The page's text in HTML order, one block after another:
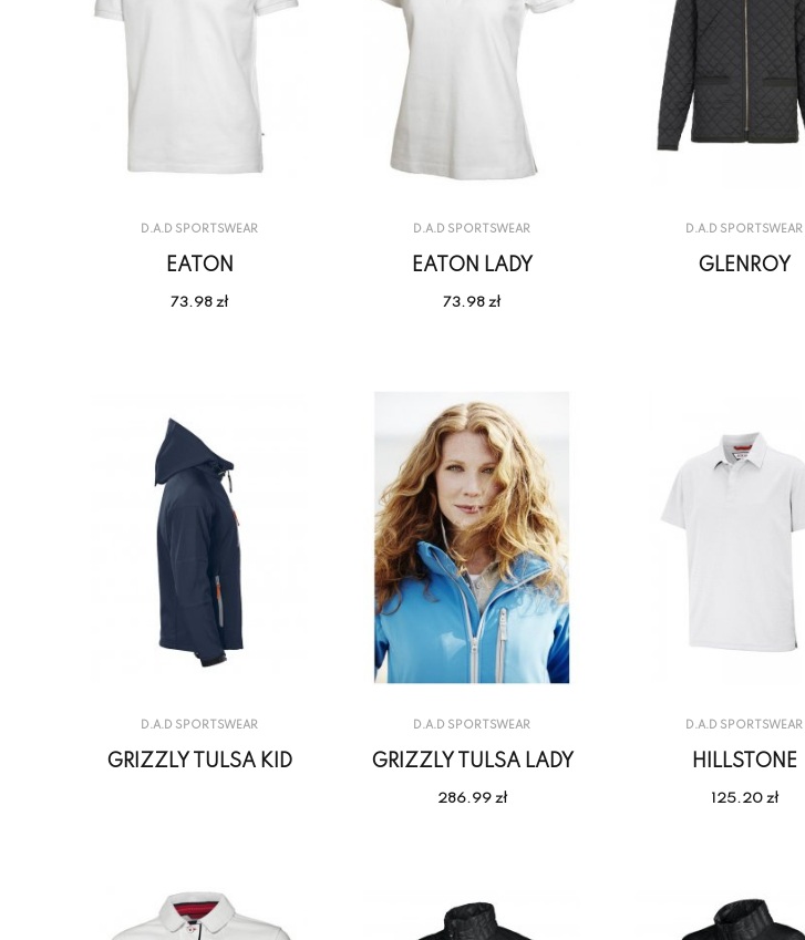
D.A.D SPORTSWEAR
EATON
73.98 zł
D.A.D SPORTSWEAR
EATON LADY
73.98 zł
D.A.D SPORTSWEAR
GLENROY
D.A.D SPORTSWEAR
GRIZZLY TULSA KID
D.A.D SPORTSWEAR
GRIZZLY TULSA LADY
286.99 zł
D.A.D SPORTSWEAR
HILLSTONE
125.20 zł